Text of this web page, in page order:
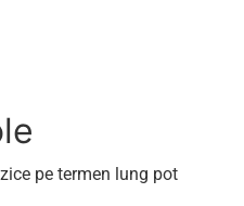
pe termen lung pot